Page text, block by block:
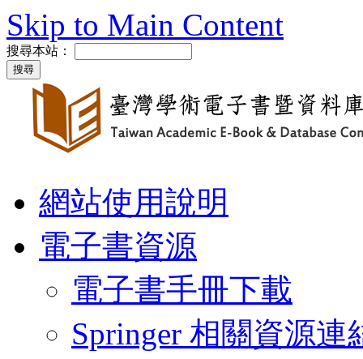
Skip to Main Content
搜尋本站：
網站使用說明
電子書資源
電子書手冊下載
Springer 相關資源連